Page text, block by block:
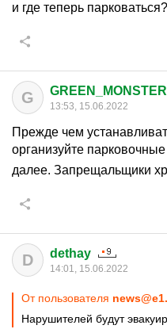
и где теперь
G GREEN_MONSTER
13:53, 15.06.2022
Прежде чем
организуйте
далее. Запрещальщики
D dethay
14:01, 15.06.2022
От пользователя
Нарушителей будут